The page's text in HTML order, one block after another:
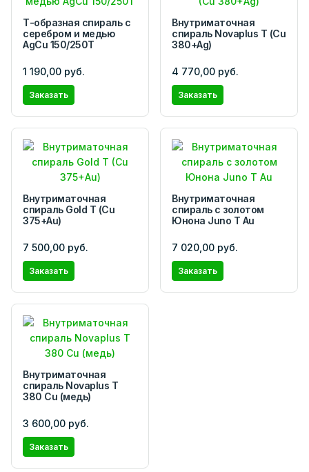
Т-образная спираль с
серебром и медью
AgCu 150/250Т
1 190,00 руб.
Заказать
Внутриматочная
спираль Novaplus T (Cu
380+Ag)
4 770,00 руб.
Заказать
Внутриматочная
спираль Gold T (Cu
375+Au)
7 500,00 руб.
Заказать
Внутриматочная
спираль с золотом
Юнона Juno Т Au
7 020,00 руб.
Заказать
Внутриматочная
спираль Novaplus T
380 Cu (медь)
3 600,00 руб.
Заказать